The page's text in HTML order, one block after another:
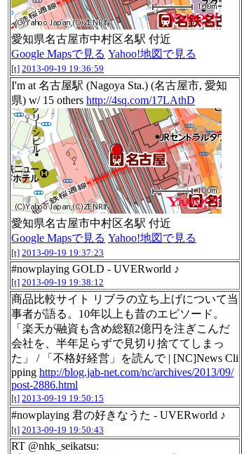
愛知県名古屋市中村区名駅 付近
Google Mapsで見る Yahoo!地図で見る
[t] 2013-09-19 19:36:59
I'm at 名古屋駅 (Nagoya Sta.) (名古屋市, 愛知
県) w/ 15 others http://4sq.com/17LAthD
愛知県名古屋市中村区名駅 付近
Google Mapsで見る Yahoo!地図で見る
[t] 2013-09-19 19:37:23
#nowplaying GOLD - UVERworld ♪
[t] 2013-09-19 19:38:12
商品比較サイト リブラの立ち上げについて当
事者が語る。10年以上も昔のエピソード。
「楽天が融資も含め総額2億円を注ぎこんだ
会社を、半年足らずで見切り捨ててしまっ
た」 / 「不格好経営」を読んで | [NC]News Cli
pping http://blog.jab-net.com/nc/archives/2013/09/
post-2886.html
[t] 2013-09-19 19:50:15
#nowplaying 君の好きなうた - UVERworld ♪
[t] 2013-09-19 19:50:43
RT @nhk_seikatsu: